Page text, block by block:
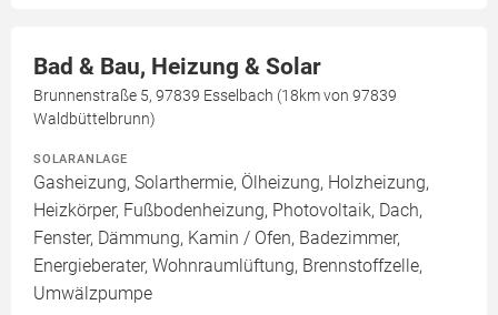
Bad & Bau, Heizung & Solar
Brunnenstraße 5, 97839 Esselbach (18km von 97839
Waldbüttelbrunn)
SOLARANLAGE
Gasheizung, Solarthermie, Ölheizung, Holzheizung,
Heizkörper, Fußbodenheizung, Photovoltaik, Dach,
Fenster, Dämmung, Kamin / Ofen, Badezimmer,
Energieberater, Wohnraumlüftung, Brennstoffzelle,
Umwälzpumpe